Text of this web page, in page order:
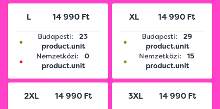
L 14 990 Ft
• Budapesti:
23
product.unit
• Nemzetközi:
0
product.unit
XL 14 990 Ft
• Budapesti:
29
product.unit
• Nemzetközi:
15
product.unit
2XL 14 990 Ft 3XL 14 990 Ft